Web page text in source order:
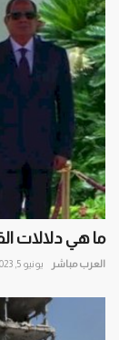
ما هي دلالات
العرب مباشر يونيو 5, 2023